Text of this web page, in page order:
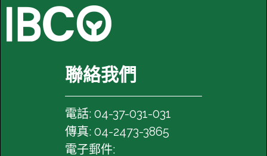
聯絡我們
電話: 04-37-031-031
傳真: 04-2473-3865
電子郵件: